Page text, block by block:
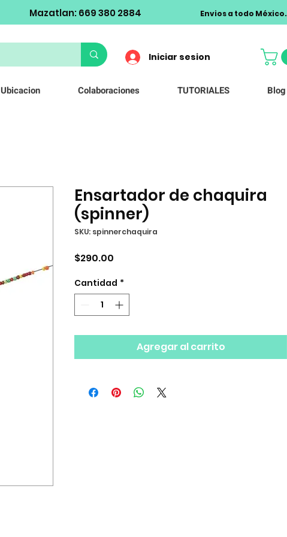
Mazatlan: 669 380 2884 Envios a todo México.
Iniciar sesion
Ubicacion Colaboraciones TUTORIALES Blog
Ensartador de chaquira
(spinner)
SKU: spinnerchaquira
$290.00
Cantidad *
Agregar al carrito